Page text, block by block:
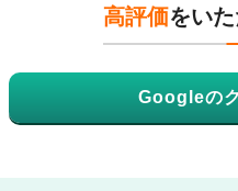
高評価をい
Googleの